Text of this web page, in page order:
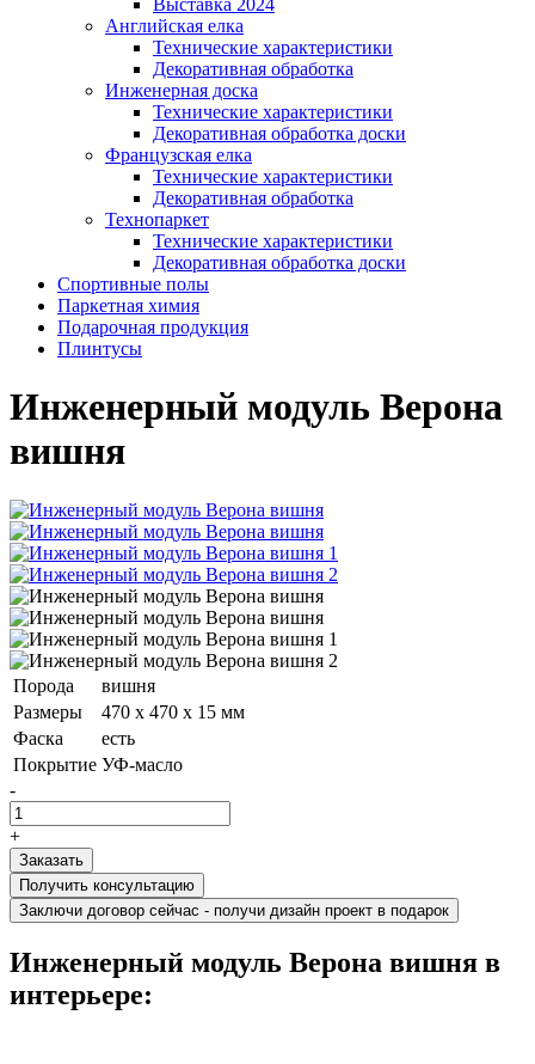
Выставка 2024
Английская елка
Технические характеристики
Декоративная обработка
Инженерная доска
Технические характеристики
Декоративная обработка доски
Французская елка
Технические характеристики
Декоративная обработка
Технопаркет
Технические характеристики
Декоративная обработка доски
Спортивные полы
Паркетная химия
Подарочная продукция
Плинтусы
Инженерный модуль Верона
вишня
Порода
вишня
Размеры
470 х 470 х 15 мм
Фаска
есть
Покрытие УФ-масло
-
+
Получить консультацию
Заключи договор сейчас - получи дизайн проект в подарок
Инженерный модуль Верона вишня в
интерьере: